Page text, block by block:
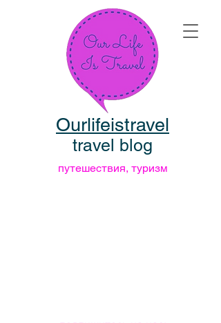
Ourlifeistravel
travel blog
путешествия, туризм